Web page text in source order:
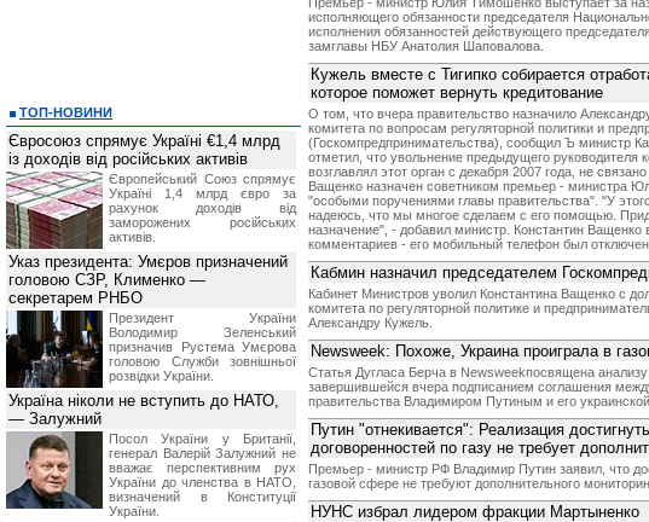
исполняющего обязанности председателя
исполнения обязанностей действующего
замглавы НБУ Анатолия Шаповалова.
Кужель вместе с Тигипко собирается
которое поможет вернуть кредитование
О том, что вчера правительство назначило
комитета по вопросам регуляторной политики и
(Госкомпредпринимательства), сообщил Ъ министр
отметил, что увольнение предыдущего руководителя
возглавлял этот орган с декабря 2007 года, не
Ващенко назначен советником премьер - министра
"особыми поручениями главы правительства". "У
надеюсь, что мы многое сделаем с его помощью.
назначение", - добавил министр. Константин Ващенко
комментариев - его мобильный телефон был отключен.
Кабмин назначил председателем
Кабинет Министров уволил Константина Ващенко с
комитета по регуляторной политике и
Александру Кужель.
Newsweek: Похоже, Украина проиграла в
Статья Дугласа Берча в Newsweekпосвящена анализу
завершившейся вчера подписанием соглашения
правительства Владимиром Путиным и его
Путин "отнекивается": Реализация
договоренностей по газу не требует
Премьер - министр РФ Владимир Путин заявил, что
газовой сфере не требуют дополнительного
НУНС избрал лидером фракции Мартыненко
ТОП-НОВИНИ
Євросоюз спрямує Україні €1,4 млрд
із доходів від російських активів
Європейський Союз спрямує
Україні 1,4 млрд євро за
рахунок доходів від
заморожених російських
активів.
Указ президента: Умєров призначений
головою СЗР, Клименко —
секретарем РНБО
Президент України
Володимир Зеленський
призначив Pустема Умєрова
головою Служби зовнішньої
розвідки України.
Україна ніколи не вступить до НАТО,
— Залужний
Посол України у Британії,
генерал Валерій Залужний не
вважає перспективним рух
України до членства в НАТО,
визначений в Конституції
України.